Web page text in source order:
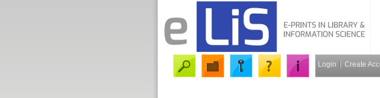
Login Create